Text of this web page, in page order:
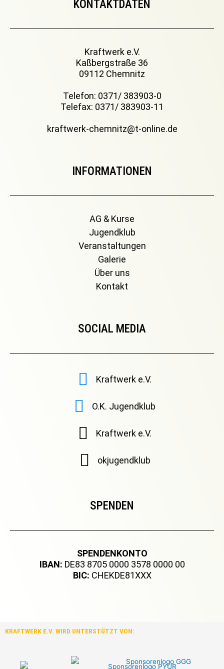
KONTAKTDATEN
Kraftwerk e.V.
Kaßbergstraße 36
09112 Chemnitz
Telefon: 0371/ 383903-0
Telefax: 0371/ 383903-11
kraftwerk-chemnitz@t-online.de
INFORMATIONEN
AG & Kurse
Jugendklub
Veranstaltungen
Galerie
Über uns
Kontakt
SOCIAL MEDIA
Kraftwerk e.V.
O.K. Jugendklub
Kraftwerk e.V.
okjugendklub
SPENDEN
SPENDENKONTO
IBAN: DE83 8705 0000 3578 0000 00
BIC: CHEKDE81XXX
KRAFTWERK E.V. WIRD UNTERSTÜTZT VON: